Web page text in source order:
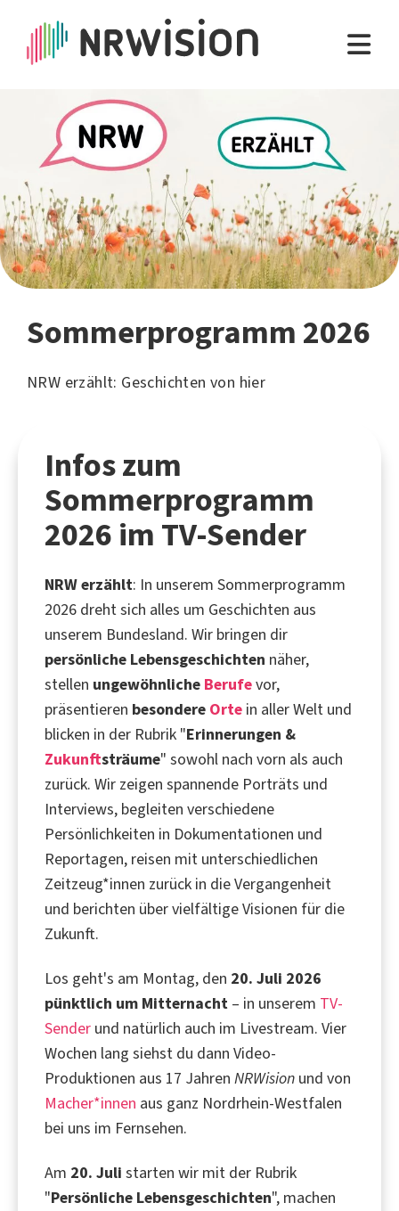
Sommerprogramm 2026
NRW erzählt: Geschichten von hier
Infos zum
Sommerprogramm
2026 im TV-Sender
NRW erzählt: In unserem Sommerprogramm
2026 dreht sich alles um Geschichten aus
unserem Bundesland. Wir bringen dir
persönliche Lebensgeschichten näher,
stellen ungewöhnliche Berufevor,
präsentieren besondere Orte in aller Welt und
blicken in der Rubrik "Erinnerungen &
Zukunftsträume" sowohl nach vorn als auch
zurück. Wir zeigen spannende Porträts und
Interviews, begleiten verschiedene
Persönlichkeiten in Dokumentationen und
Reportagen, reisen mit unterschiedlichen
Zeitzeug*innen zurück in die Vergangenheit
und berichten über vielfältige Visionen für die
Zukunft.
Los geht's am Montag, den 20. Juli 2026
pünktlich um Mitternacht – in unserem TV-
Sender und natürlich auch im Livestream. Vier
Wochen lang siehst du dann Video-
Produktionen aus 17 Jahren NRWision und von
Macher*innen aus ganz Nordrhein-Westfalen
bei uns im Fernsehen.
Am 20. Juli starten wir mit der Rubrik
"Persönliche Lebensgeschichten", machen